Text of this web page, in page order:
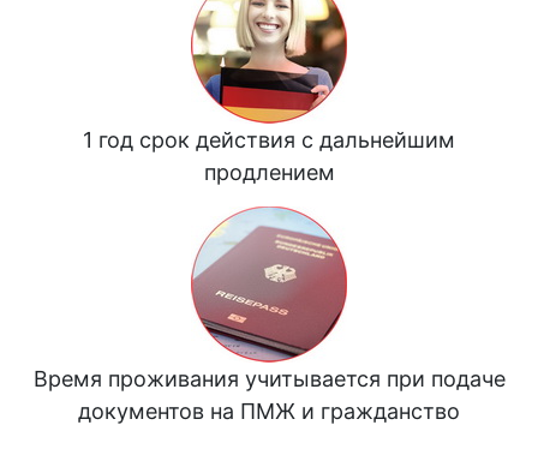
1 год срок действия с дальнейшим
продлением
Время проживания учитывается при подаче
документов на ПМЖ и гражданство